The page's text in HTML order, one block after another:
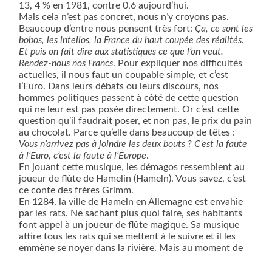
13, 4 % en 1981, contre 0,6 aujourd’hui.
Mais cela n’est pas concret, nous n’y croyons pas.
Beaucoup d’entre nous pensent très fort:Ça, ce sont les
bobos, les intellos, la France du haut coupée des réalités.
Et puis on fait dire aux statistiques ce que l’on veut.
Rendez-nous nos Francs. Pour expliquer nos difficultés
actuelles, il nous faut un coupable simple, et c’est
l’Euro. Dans leurs débats ou leurs discours, nos
hommes politiques passent à côté de cette question
qui ne leur est pas posée directement. Or c’est cette
question qu’il faudrait poser, et non pas, le prix du pain
au chocolat. Parce qu’elle dans beaucoup de têtes :
Vous n’arrivez pas à joindre les deux bouts ? C’est la faute
à l’Euro, c’est la faute à l’Europe.
En jouant cette musique, les démagos ressemblent au
joueur de flûte de Hamelin (Hameln). Vous savez, c’est
ce conte des frères Grimm.
En 1284, la ville de Hameln en Allemagne est envahie
par les rats. Ne sachant plus quoi faire, ses habitants
font appel à un joueur de flûte magique. Sa musique
attire tous les rats qui se mettent à le suivre et il les
emmène se noyer dans la rivière. Mais au moment de